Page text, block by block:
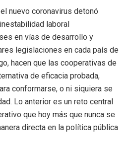
nuevo coronavirus detonó
laboral
en vías de desarrollo y
legislaciones en cada país de
hacen que las cooperativas de
de eficacia probada,
conformarse, o ni siquiera se
Lo anterior es un reto central
que hoy más que nunca se
directa en la política pública